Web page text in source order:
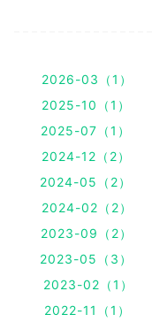
2026-03（1）
2025-10（1）
2025-07（1）
2024-12（2）
2024-05（2）
2024-02（2）
2023-09（2）
2023-05（3）
2023-02（1）
2022-11（1）